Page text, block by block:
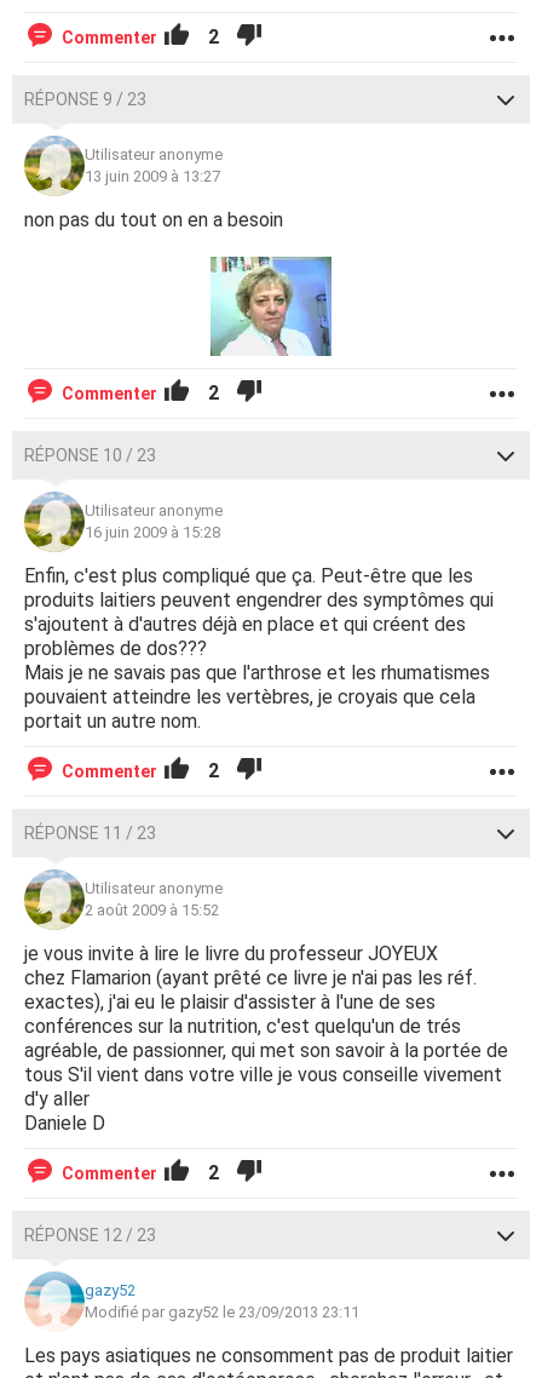
Commenter 2
RÉPONSE 9 / 23
Utilisateur anonyme
13 juin 2009 à 13:27
non pas du tout on en a besoin
Commenter 2
RÉPONSE 10 / 23
Utilisateur anonyme
16 juin 2009 à 15:28
Enfin, c'est plus compliqué que ça. Peut-être que les
produits laitiers peuvent engendrer des symptômes qui
s'ajoutent à d'autres déjà en place et qui créent des
problèmes de dos???
Mais je ne savais pas que l'arthrose et les rhumatismes
pouvaient atteindre les vertèbres, je croyais que cela
portait un autre nom.
Commenter 2
RÉPONSE 11 / 23
Utilisateur anonyme
2 août 2009 à 15:52
je vous invite à lire le livre du professeur JOYEUX
chez Flamarion (ayant prêté ce livre je n'ai pas les réf.
exactes), j'ai eu le plaisir d'assister à l'une de ses
conférences sur la nutrition, c'est quelqu'un de trés
agréable, de passionner, qui met son savoir à la portée de
tous S'il vient dans votre ville je vous conseille vivement
d'y aller
Daniele D
Commenter 2
RÉPONSE 12 / 23
gazy52
Modifié par gazy52 le 23/09/2013 23:11
Les pays asiatiques ne consomment pas de produit laitier